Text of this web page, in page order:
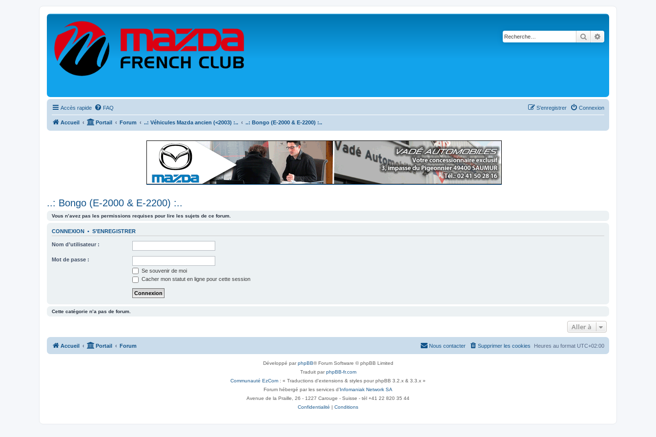
Rechercher
Accès rapide FAQ Connexion
S’enregistrer
Accueil Portail Forum ..: Véhicules Mazda ancien (<2003) :.. ..: Bongo (E-2000 & E-2200) :..
..: Bongo (E-2000 & E-2200) :..
Vous n’avez pas les permissions requises pour lire les sujets de ce forum.
CONNEXION • S’ENREGISTRER
Nom d’utilisateur :
Mot de passe :
Se souvenir de moi
Cacher mon statut en ligne pour cette session
Cette catégorie n’a pas de forum.
Aller à
Accueil Portail Forum Heures au format UTC+02:00
Supprimer les cookies
Nous contacter
Développé parphpBB® Forum Software © phpBB Limited
Traduit parphpBB-fr.com
Communauté EzCom : « Traductions d'extensions & styles pour phpBB 3.2.x & 3.3.x »
Forum hébergé par les services d’Infomaniak Network SA
Avenue de la Praille, 26 - 1227 Carouge - Suisse - tél +41 22 820 35 44
Confidentialité | Conditions